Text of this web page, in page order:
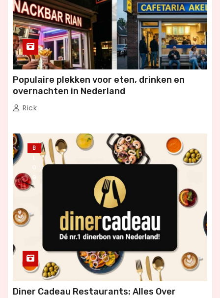
Populaire plekken voor eten, drinken en
overnachten in Nederland
Rick
B
L
O
G
Diner Cadeau Restaurants: Alles Over